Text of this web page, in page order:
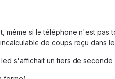
même si le téléphone n'est
de coups reçu dans
s'affichait un tiers de